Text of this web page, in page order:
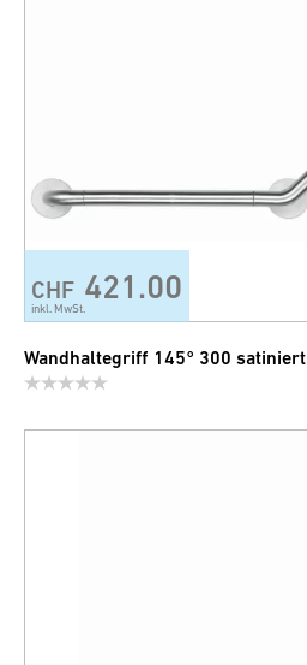
CHF 421.00
inkl. MwSt.
Wandhaltegriff 145° 300 satiniert